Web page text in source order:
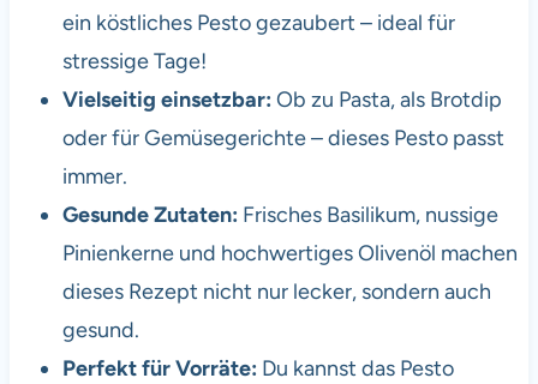
ein köstliches Pesto gezaubert – ideal für
stressige Tage!
Vielseitig einsetzbar: Ob zu Pasta, als Brotdip
oder für Gemüsegerichte – dieses Pesto passt
immer.
Gesunde Zutaten: Frisches Basilikum, nussige
Pinienkerne und hochwertiges Olivenöl machen
dieses Rezept nicht nur lecker, sondern auch
gesund.
Perfekt für Vorräte: Du kannst das Pesto